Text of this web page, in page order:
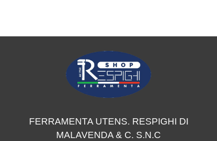
FERRAMENTA UTENS. RESPIGHI DI
MALAVENDA & C. S.N.C